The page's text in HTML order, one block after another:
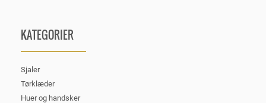
KATEGORIER
Sjaler
Tørklæder
Huer og handsker